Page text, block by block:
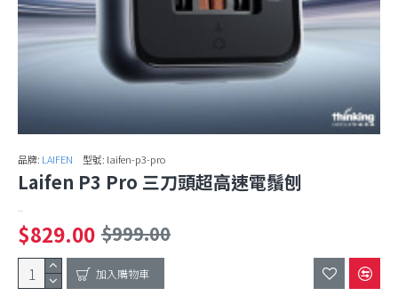
品牌: LAIFEN 型號: laifen-p3-pro
Laifen P3 Pro 三刀頭超高速電鬚刨
..
$829.00 $999.00
加入購物車